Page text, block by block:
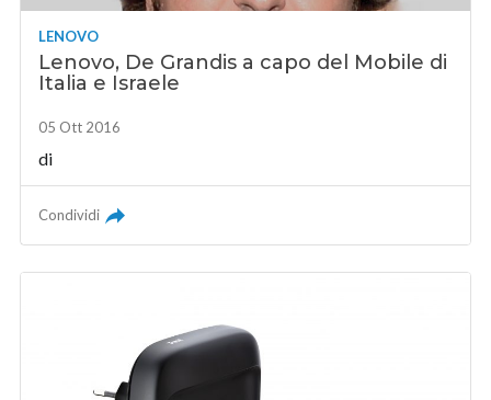
LENOVO
Lenovo, De Grandis a capo del Mobile di
Italia e Israele
05 Ott 2016
di
Condividi